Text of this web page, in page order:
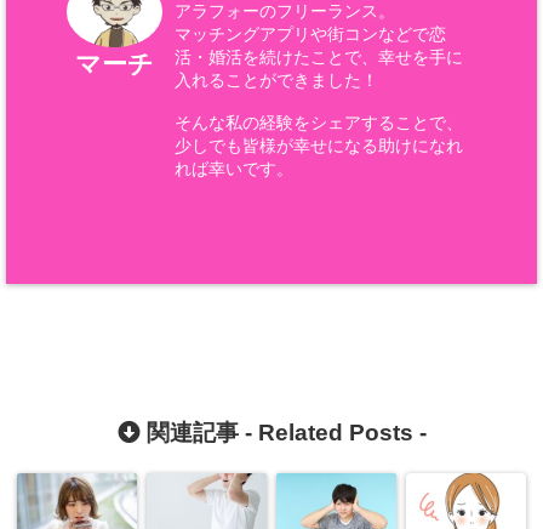
マーチ
アラフォーのフリーランス。
マッチングアプリや街コンなどで恋
活・婚活を続けたことで、幸せを手に
入れることができました！
そんな私の経験をシェアすることで、
少しでも皆様が幸せになる助けになれ
れば幸いです。
関連記事 - Related Posts -